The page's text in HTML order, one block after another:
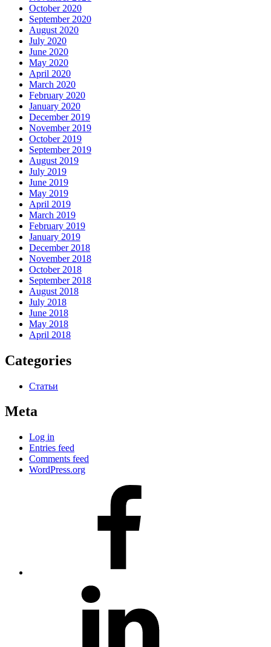
October 2020
September 2020
August 2020
July 2020
June 2020
May 2020
April 2020
March 2020
February 2020
January 2020
December 2019
November 2019
October 2019
September 2019
August 2019
July 2019
June 2019
May 2019
April 2019
March 2019
February 2019
January 2019
December 2018
November 2018
October 2018
September 2018
August 2018
July 2018
June 2018
May 2018
April 2018
Categories
Статьи
Meta
Log in
Entries feed
Comments feed
WordPress.org